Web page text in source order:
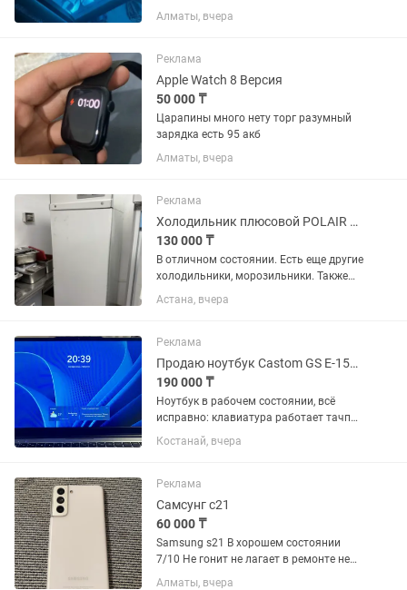
включал так как был занят работой на
ноутбуке. Есть чеки. В магазине этот в
Процессор 12th Gen...
Алматы, вчера
Реклама
Apple Watch 8 Версия
50 000 ₸
Царапины много нету торг разумный
зарядка есть 95 акб
Алматы, вчера
Реклама
Холодильник плюсовой POLAIR CM107-S и другие
130 000 ₸
В отличном состоянии. Есть еще другие
холодильники, морозильники. Также
есть минусовой морозильник Polair
POLAIR CB107-S и комбинированный
холодильники Все что...
Астана, вчера
Реклама
Продаю ноутбук Castom GS E-157D
190 000 ₸
Ноутбук в рабочем состоянии, всё
исправно: клавиатура работает тачпад
работает экран без повреждений есть
подсветка клавиатуры есть сканер
зарядном кабеле немного...
Костанай, вчера
Реклама
Самсунг с21
60 000 ₸
Samsung s21 В хорошем состоянии
7/10 Не гонит не лагает в ремонте не
был есть царапины на экране Торг
Алматы, вчера